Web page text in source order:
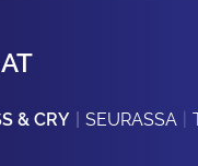
& CRY SEURASSA